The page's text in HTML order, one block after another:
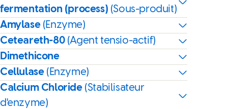
fermentation (process) (Sous-produit)
Amylase (Enzyme)
Ceteareth-80 (Agent tensio-actif)
Dimethicone
Cellulase (Enzyme)
Calcium Chloride (Stabilisateur
d'enzyme)